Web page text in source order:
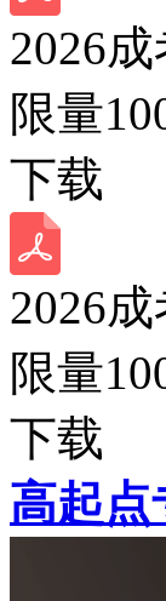
2026
限量
下载
2026
限量
下载
高起点